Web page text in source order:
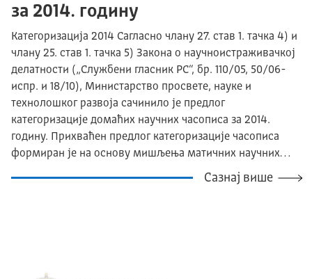
за 2014. годину
Категоризација 2014 Сагласно члану 27. став 1. тачка 4) и
члану 25. став 1. тачка 5) Закона о научноистраживачкој
делатности („Службени гласник РС“, бр. 110/05, 50/06-
испр. и 18/10), Министарство просвете, науке и
технолошког развоја сачинило је предлог
категоризације домаћих научних часописа за 2014.
годину. Прихваћен предлог категоризације часописа
формиран је на основу мишљења матичних научних…
Сазнај више